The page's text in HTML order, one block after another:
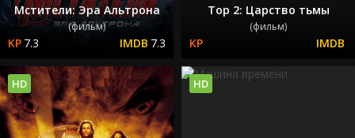
Мстители: Эра Альтрона
(фильм)
7.3 7.3
Тор 2: Царство тьмы
(фильм)
HD HD